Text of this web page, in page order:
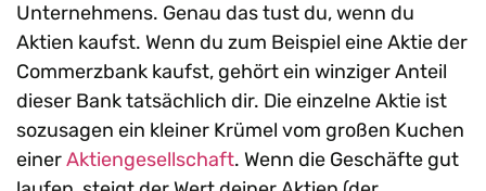
Unternehmens. Genau das tust du, wenn du
Aktien kaufst. Wenn du zum Beispiel eine Aktie der
Commerzbank kaufst, gehört ein winziger Anteil
dieser Bank tatsächlich dir. Die einzelne Aktie ist
sozusagen ein kleiner Krümel vom großen Kuchen
einerAktiengesellschaft. Wenn die Geschäfte gut